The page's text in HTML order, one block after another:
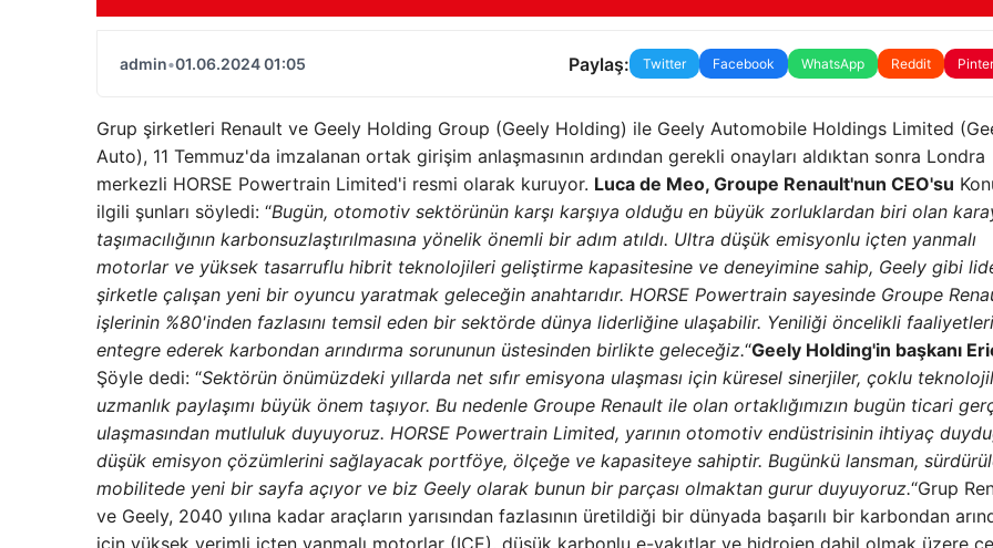
admin•01.06.2024 01:05 Paylaş: Twitter Facebook WhatsApp Reddit
Grup şirketleri Renault ve Geely Holding Group (Geely Holding) ile Geely Automobile Holdings Limited
Auto), 11 Temmuz'da imzalanan ortak girişim anlaşmasının ardından gerekli onayları aldıktan sonra Londra
merkezli HORSE Powertrain Limited'i resmi olarak kuruyor. Luca de Meo, Groupe Renault'nun CEO'su
ilgili şunları söyledi: “Bugün, otomotiv sektörünün karşı karşıya olduğu en büyük zorluklardan biri olan
taşımacılığının karbonsuzlaştırılmasına yönelik önemli bir adım atıldı. Ultra düşük emisyonlu içten yanmalı
motorlar ve yüksek tasarruflu hibrit teknolojileri geliştirme kapasitesine ve deneyimine sahip, Geely gibi
şirketle çalışan yeni bir oyuncu yaratmak geleceğin anahtarıdır. HORSE Powertrain sayesinde Groupe
işlerinin %80'inden fazlasını temsil eden bir sektörde dünya liderliğine ulaşabilir. Yeniliği öncelikli
entegre ederek karbondan arındırma sorununun üstesinden birlikte geleceğiz.“Geely Holding'in başkanı
Şöyle dedi: “Sektörün önümüzdeki yıllarda net sıfır emisyona ulaşması için küresel sinerjiler, çoklu
uzmanlık paylaşımı büyük önem taşıyor. Bu nedenle Groupe Renault ile olan ortaklığımızın bugün ticari
ulaşmasından mutluluk duyuyoruz. HORSE Powertrain Limited, yarının otomotiv endüstrisinin ihtiyaç
düşük emisyon çözümlerini sağlayacak portföye, ölçeğe ve kapasiteye sahiptir. Bugünkü lansman,
mobilitede yeni bir sayfa açıyor ve biz Geely olarak bunun bir parçası olmaktan gurur duyuyoruz.“Grup
ve Geely, 2040 yılına kadar araçların yarısından fazlasının üretildiği bir dünyada başarılı bir karbondan
için yüksek verimli içten yanmalı motorlar (ICE), düşük karbonlu e-yakıtlar ve hidrojen dahil olmak üzere